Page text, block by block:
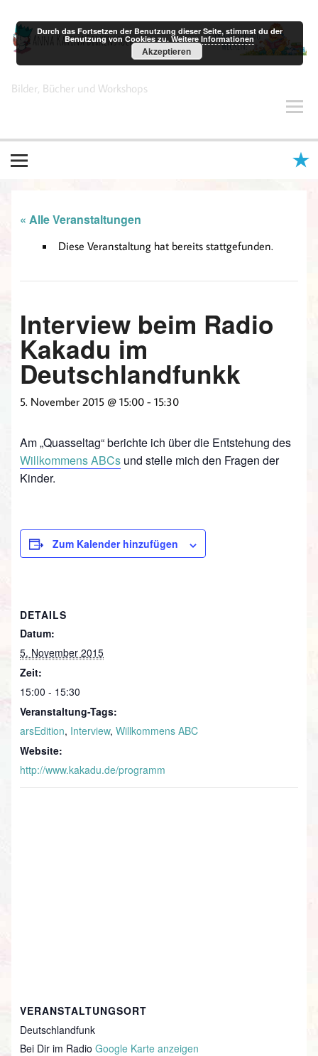
springen
Anna Karina Birkenstock
Bilder, Bücher und Workshops
« Alle Veranstaltungen
Diese Veranstaltung hat bereits stattgefunden.
Interview beim Radio
Kakadu im
Deutschlandfunkk
5. November 2015 @ 15:00 - 15:30
Am „Quasseltag“ berichte ich über die Entstehung des
Willkommens ABCs und stelle mich den Fragen der
Kinder.
Zum Kalender hinzufügen
DETAILS
Datum:
5. November 2015
Zeit:
15:00 - 15:30
Veranstaltung-Tags:
arsEdition, Interview, Willkommens ABC
Website:
http://www.kakadu.de/programm
VERANSTALTUNGSORT
Deutschlandfunk
Bei Dir im Radio Google Karte anzeigen
Durch das Fortsetzen der Benutzung dieser Seite, stimmst du der
Benutzung von Cookies zu.Weitere Informationen
Akzeptieren